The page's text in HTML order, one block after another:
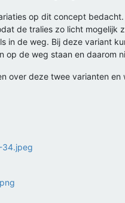
op dit concept
de tralies zo licht mogelijk
in de weg. Bij deze variant
op de weg staan en daarom
over deze twee varianten